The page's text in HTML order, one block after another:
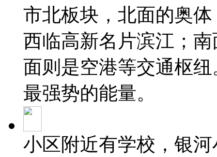
市北板块，北面的奥
西临高新名片滨江；
面则是空港等交通枢
最强势的能量。
小区附近有学校，银